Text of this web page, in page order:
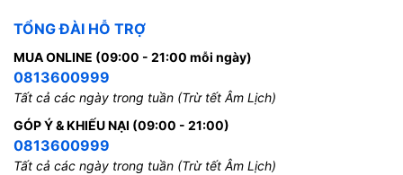
TỔNG ĐÀI HỖ TRỢ
MUA ONLINE (09:00 - 21:00 mỗi ngày)
0813600999
Tất cả các ngày trong tuần (Trừ tết Âm Lịch)
GÓP Ý & KHIẾU NẠI (09:00 - 21:00)
0813600999
Tất cả các ngày trong tuần (Trừ tết Âm Lịch)